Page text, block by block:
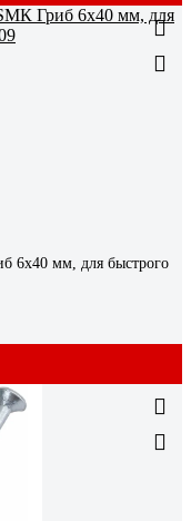
6х40 мм, для быстрого